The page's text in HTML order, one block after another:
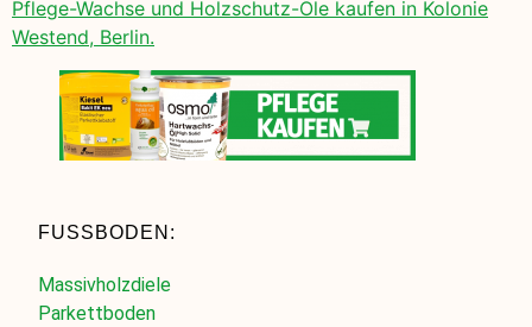
Pflege-Wachse und Holzschutz-Öle kaufen in Kolonie
Westend, Berlin.
FUSSBODEN:
Massivholzdiele
Parkettboden